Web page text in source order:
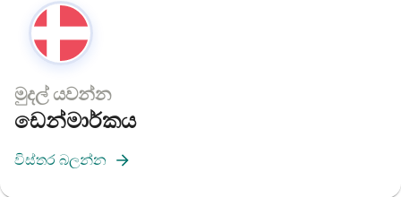
මුදල් යවන්න
ඩෙන්මාර්කය
විස්තර බලන්න